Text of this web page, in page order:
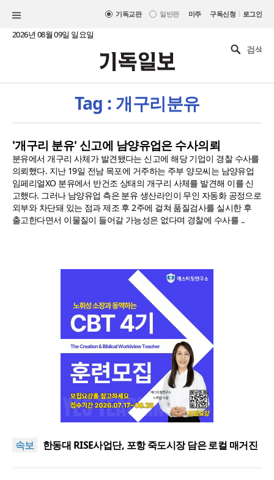
기독교판 일반판 미주 구독신청 | 로그인
2026년 08월 09일 일요일
Tag : 개구리분유
'개구리 분유' 신고에 남양유업은 수사의뢰
분유에서 개구리 사체가 발견됐다는 신고에 해당 기업이 경찰 수사를
의뢰했다. 지난 19일 전남 목포에 거주하는 주부 양모씨는 남양유업
임페리얼XO 분유에서 반건조 상태의 개구리 사체를 발견해 이를 신
고했다. 그러나 남양유업 측은 분유 생산라인이 무인 자동화 공정으로
외부와 차단돼 있는 점과 제조 후 2주에 걸쳐 품질검사를 실시한 후
출고한다면서 이물질이 들어갈 가능성은 없다며 경찰에 수사를 ..
속보
느헤미야 연합기도회, ‘왕의 기도’로 나라·한국교회·다
여”
한동대 RISE사업단, 포항 죽도시장 담은 로컬 매거진